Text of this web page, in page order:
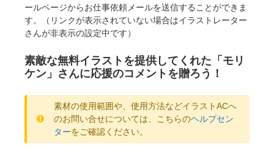
ールページからお仕事依頼メールを送信することができま
す。（リンクが表示されていない場合はイラストレーター
さんが非表示の設定中です）
素敵な無料イラストを提供してくれた「モリ
ケン」さんに応援のコメントを贈ろう！
素材の使用範囲や、使用方法などイラストACへ
のお問い合せについては、こちらのヘルプセン
ターをご確認ください。